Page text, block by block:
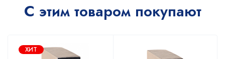
С этим товаром покупают
ХИТ